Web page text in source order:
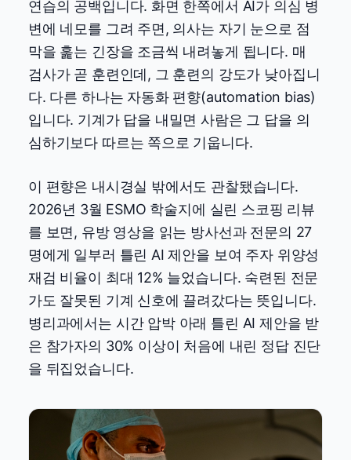
연습의 공백입니다. 화면 한쪽에서 AI가 의심 병
변에 네모를 그려 주면, 의사는 자기 눈으로 점
막을 훑는 긴장을 조금씩 내려놓게 됩니다. 매
검사가 곧 훈련인데, 그 훈련의 강도가 낮아집니
다. 다른 하나는 자동화 편향(automation bias)
입니다. 기계가 답을 내밀면 사람은 그 답을 의
심하기보다 따르는 쪽으로 기웁니다.
이 편향은 내시경실 밖에서도 관찰됐습니다.
2026년 3월 ESMO 학술지에 실린 스코핑 리뷰
를 보면, 유방 영상을 읽는 방사선과 전문의 27
명에게 일부러 틀린 AI 제안을 보여 주자 위양성
재검 비율이 최대 12% 늘었습니다. 숙련된 전문
가도 잘못된 기계 신호에 끌려갔다는 뜻입니다.
병리과에서는 시간 압박 아래 틀린 AI 제안을 받
은 참가자의 30% 이상이 처음에 내린 정답 진단
을 뒤집었습니다.